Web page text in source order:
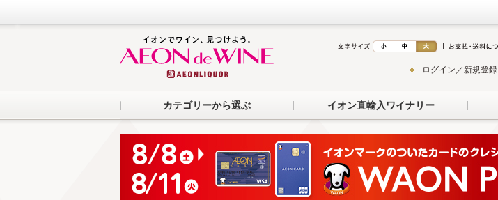
ログイン／新規登録
カテゴリーから選ぶ イオン直輸入ワイナリー